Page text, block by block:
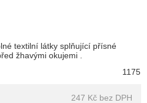
textilní látky splňující přísné
žhavými okujemi .
1175
247 Kč bez DPH